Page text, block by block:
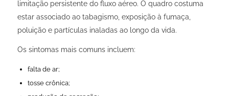
limitação persistente do fluxo aéreo. O quadro costuma
estar associado ao tabagismo, exposição à fumaça,
poluição e partículas inaladas ao longo da vida.
Os sintomas mais comuns incluem:
falta de ar;
tosse crônica;